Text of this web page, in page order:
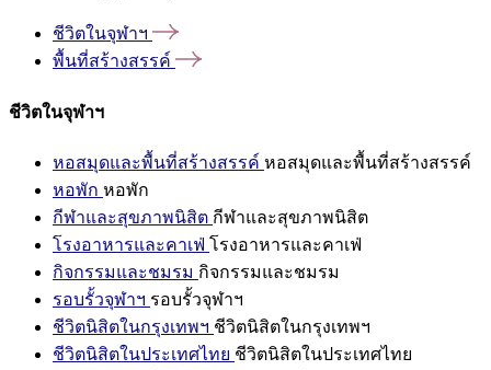
ชีวิตในจุฬาฯ
พื้นที่สร้างสรรค์
ชีวิตในจุฬาฯ
หอสมุดและพื้นที่สร้างสรรค์ หอสมุดและพื้นที่สร้างสรรค์
หอพัก หอพัก
กีฬาและสุขภาพนิสิต กีฬาและสุขภาพนิสิต
โรงอาหารและคาเฟ่ โรงอาหารและคาเฟ่
กิจกรรมและชมรม กิจกรรมและชมรม
รอบรั้วจุฬาฯ รอบรั้วจุฬาฯ
ชีวิตนิสิตในกรุงเทพฯ ชีวิตนิสิตในกรุงเทพฯ
ชีวิตนิสิตในประเทศไทย ชีวิตนิสิตในประเทศไทย